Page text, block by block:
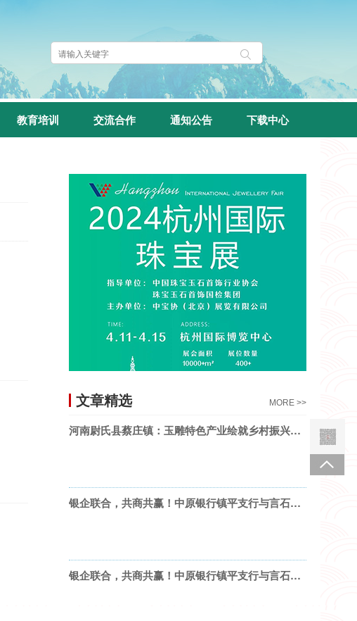
教育培训 交流合作 通知公告 下载中心
文章精选 MORE >>
河南尉氏县蔡庄镇：玉雕特色产业绘就乡村振兴新画卷
银企联合，共商共赢！中原银行镇平支行与言石小镇签署战略合作协议！
银企联合，共商共赢！中原银行镇平支行与言石小镇签署战略合作协议！